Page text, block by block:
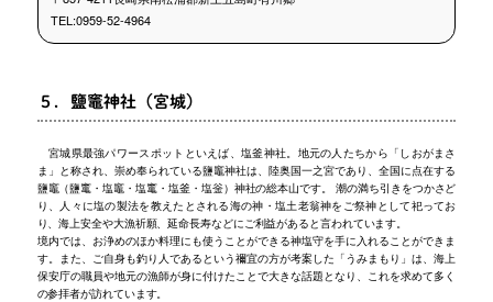
TEL:0959-52-4964
５．鹽竈神社（宮城）
宮城県最強パワースポットといえば、塩釜神社。地元の人たちから「しおがまさ
ま」と称され、崇め奉られている鹽竈神社は、陸奥国一之宮であり、全国に点在する
鹽竈（鹽竃・塩竈・塩竃・塩釜・塩釡）神社の総本山です。 潮の満ち引きをつかさど
り、人々に塩の製法を教えたとされる海の神・塩土老翁神をご祭神として祀ってお
り、海上安全や大漁祈願、延命長寿などにご利益があると言われています。
境内では、お浄めのほか料理にも使うことができる神塩守を手に入れることができま
す。また、ご自身も釣り人であるという禰宜の方が考案した「うみまもり」は、海上
保安庁の職員や地元の漁師が身に付けたことで大きな話題となり、これを求めて多く
の参拝者が訪れています。